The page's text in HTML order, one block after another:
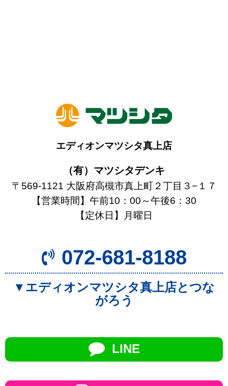
エディオンマツシタ真上店
（有）マツシタデンキ
〒569-1121 大阪府高槻市真上町２丁目３−１７
【営業時間】午前10：00～午後6：30
【定休日】月曜日
072-681-8188
▼エディオンマツシタ真上店とつな
がろう
LINE